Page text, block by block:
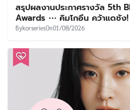
สรุปผลงานประกาศรางวัล 5th
Awards ⋯ คิมโกอึน คว้าแดซัง!
BykorseriesOn01/08/2026